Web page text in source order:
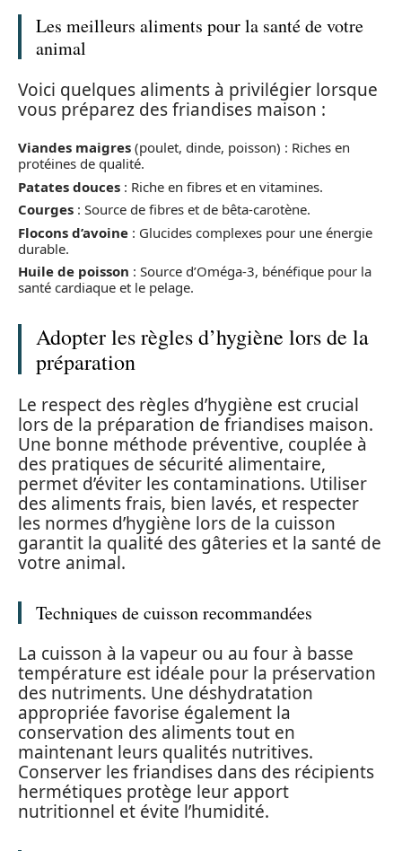
Les meilleurs aliments pour la santé de votre
animal
Voici quelques aliments à privilégier lorsque
vous préparez des friandises maison :
Viandes maigres (poulet, dinde, poisson) : Riches en
protéines de qualité.
Patates douces : Riche en fibres et en vitamines.
Courges : Source de fibres et de bêta-carotène.
Flocons d’avoine : Glucides complexes pour une énergie
durable.
Huile de poisson : Source d’Oméga-3, bénéfique pour la
santé cardiaque et le pelage.
Adopter les règles d’hygiène lors de la
préparation
Le respect des règles d’hygiène est crucial
lors de la préparation de friandises maison.
Une bonne méthode préventive, couplée à
des pratiques de sécurité alimentaire,
permet d’éviter les contaminations. Utiliser
des aliments frais, bien lavés, et respecter
les normes d’hygiène lors de la cuisson
garantit la qualité des gâteries et la santé de
votre animal.
Techniques de cuisson recommandées
La cuisson à la vapeur ou au four à basse
température est idéale pour la préservation
des nutriments. Une déshydratation
appropriée favorise également la
conservation des aliments tout en
maintenant leurs qualités nutritives.
Conserver les friandises dans des récipients
hermétiques protège leur apport
nutritionnel et évite l’humidité.